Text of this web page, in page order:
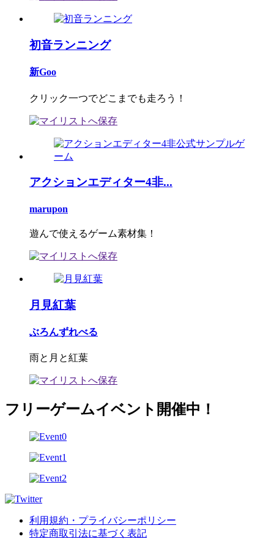
初音ランニング
新Goo
クリック一つでどこまでも走ろう！
アクションエディター4非...
marupon
遊んで使えるゲーム素材集！
月見紅葉
ぶろんずれべる
雨と月と紅葉
フリーゲームイベント開催中！
利用規約・プライバシーポリシー
特定商取引法に基づく表記